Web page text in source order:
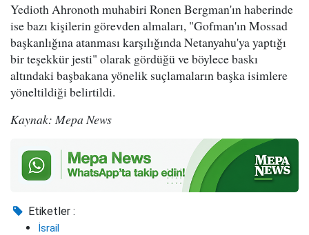
Yedioth Ahronoth muhabiri Ronen Bergman'ın haberinde
ise bazı kişilerin görevden almaları, "Gofman'ın Mossad
başkanlığına atanması karşılığında Netanyahu'ya yaptığı
bir teşekkür jesti" olarak gördüğü ve böylece baskı
altındaki başbakana yönelik suçlamaların başka isimlere
yöneltildiği belirtildi.
Kaynak: Mepa News
Etiketler :
İsrail